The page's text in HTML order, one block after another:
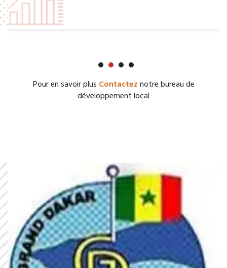
Pour en savoir plus Contacteznotre bureau de
développement local